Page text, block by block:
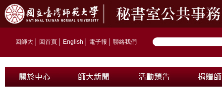
回師大 回首頁 English 電子報 聯絡我們